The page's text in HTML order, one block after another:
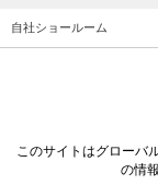
自社ショールーム
このサイトはグローバ
の情